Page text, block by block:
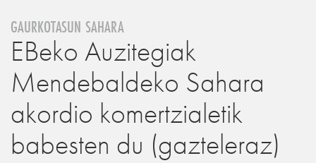
GAURKOTASUN SAHARA
EBeko Auzitegiak
Mendebaldeko Sahara
akordio komertzialetik
babesten du (gazteleraz)